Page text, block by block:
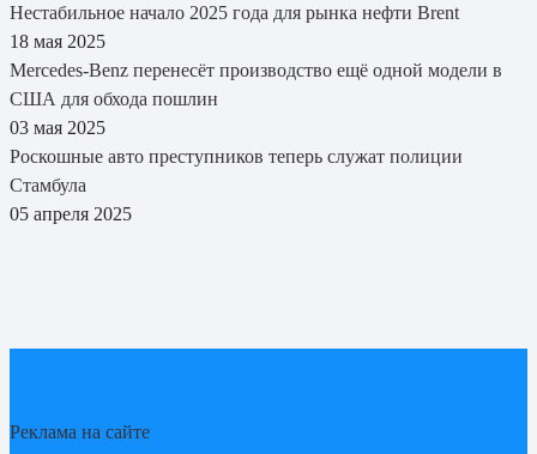
Нестабильное начало 2025 года для рынка нефти Brent
18 мая 2025
Mercedes-Benz перенесёт производство ещё одной модели в
США для обхода пошлин
03 мая 2025
Роскошные авто преступников теперь служат полиции
Стамбула
05 апреля 2025
Реклама на сайте